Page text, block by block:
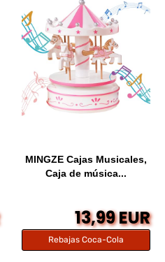
MINGZE Cajas Musicales,
Caja de música...
13,99 EUR
Rebajas Coca-Cola